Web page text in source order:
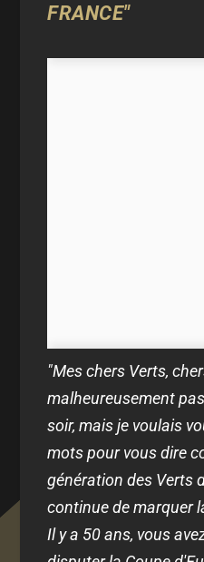
FRANCE"
"Mes chers Verts,
malheureusement
soir, mais je voulais
mots pour vous dire
génération des Verts
continue de marquer
Il y a 50 ans, vous